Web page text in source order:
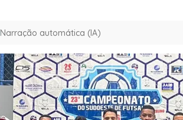
Narração automática (IA)